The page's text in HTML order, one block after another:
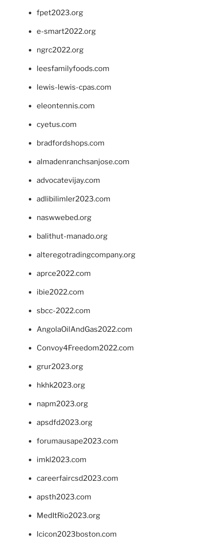
fpet2023.org
e-smart2022.org
ngrc2022.org
leesfamilyfoods.com
lewis-lewis-cpas.com
eleontennis.com
cyetus.com
bradfordshops.com
almadenranchsanjose.com
advocatevijay.com
adlibilimler2023.com
naswwebed.org
balithut-manado.org
alteregotradingcompany.org
aprce2022.com
ibie2022.com
sbcc-2022.com
AngolaOilAndGas2022.com
Convoy4Freedom2022.com
grur2023.org
hkhk2023.org
napm2023.org
apsdfd2023.org
forumausape2023.com
imkl2023.com
careerfaircsd2023.com
apsth2023.com
MedItRio2023.org
lcicon2023boston.com